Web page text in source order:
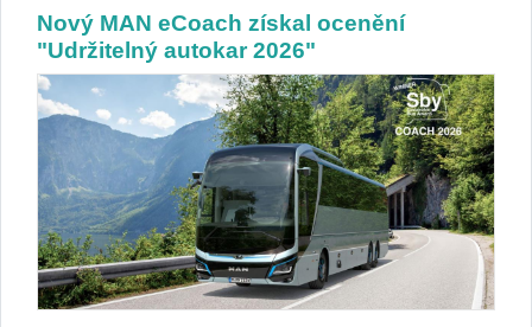
Nový MAN eCoach získal ocenění
"Udržitelný autokar 2026"